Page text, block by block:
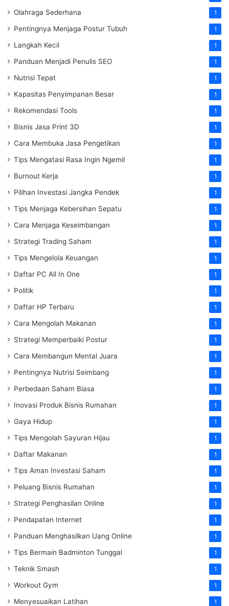
Olahraga Sederhana 1
Pentingnya Menjaga Postur Tubuh 1
Langkah Kecil 1
Panduan Menjadi Penulis SEO 1
Nutrisi Tepat 1
Kapasitas Penyimpanan Besar 1
Rekomendasi Tools 1
Bisnis Jasa Print 3D 1
Cara Membuka Jasa Pengetikan 1
Tips Mengatasi Rasa Ingin Ngemil 1
Burnout Kerja 1
Pilihan Investasi Jangka Pendek 1
Tips Menjaga Kebersihan Sepatu 1
Cara Menjaga Keseimbangan 1
Strategi Trading Saham 1
Tips Mengelola Keuangan 1
Daftar PC All In One 1
Politik 1
Daftar HP Terbaru 1
Cara Mengolah Makanan 1
Strategi Memperbaiki Postur 1
Cara Membangun Mental Juara 1
Pentingnya Nutrisi Seimbang 1
Perbedaan Saham Biasa 1
Inovasi Produk Bisnis Rumahan 1
Gaya Hidup 1
Tips Mengolah Sayuran Hijau 1
Daftar Makanan 1
Tips Aman Investasi Saham 1
Peluang Bisnis Rumahan 1
Strategi Penghasilan Online 1
Pendapatan Internet 1
Panduan Menghasilkan Uang Online 1
Tips Bermain Badminton Tunggal 1
Teknik Smash 1
Workout Gym 1
Menyesuaikan Latihan 1